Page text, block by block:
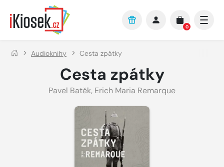
Přejít na hlavní obsah
0
Audioknihy Cesta zpátky
Cesta zpátky
Pavel Batěk, Erich Maria Remarque